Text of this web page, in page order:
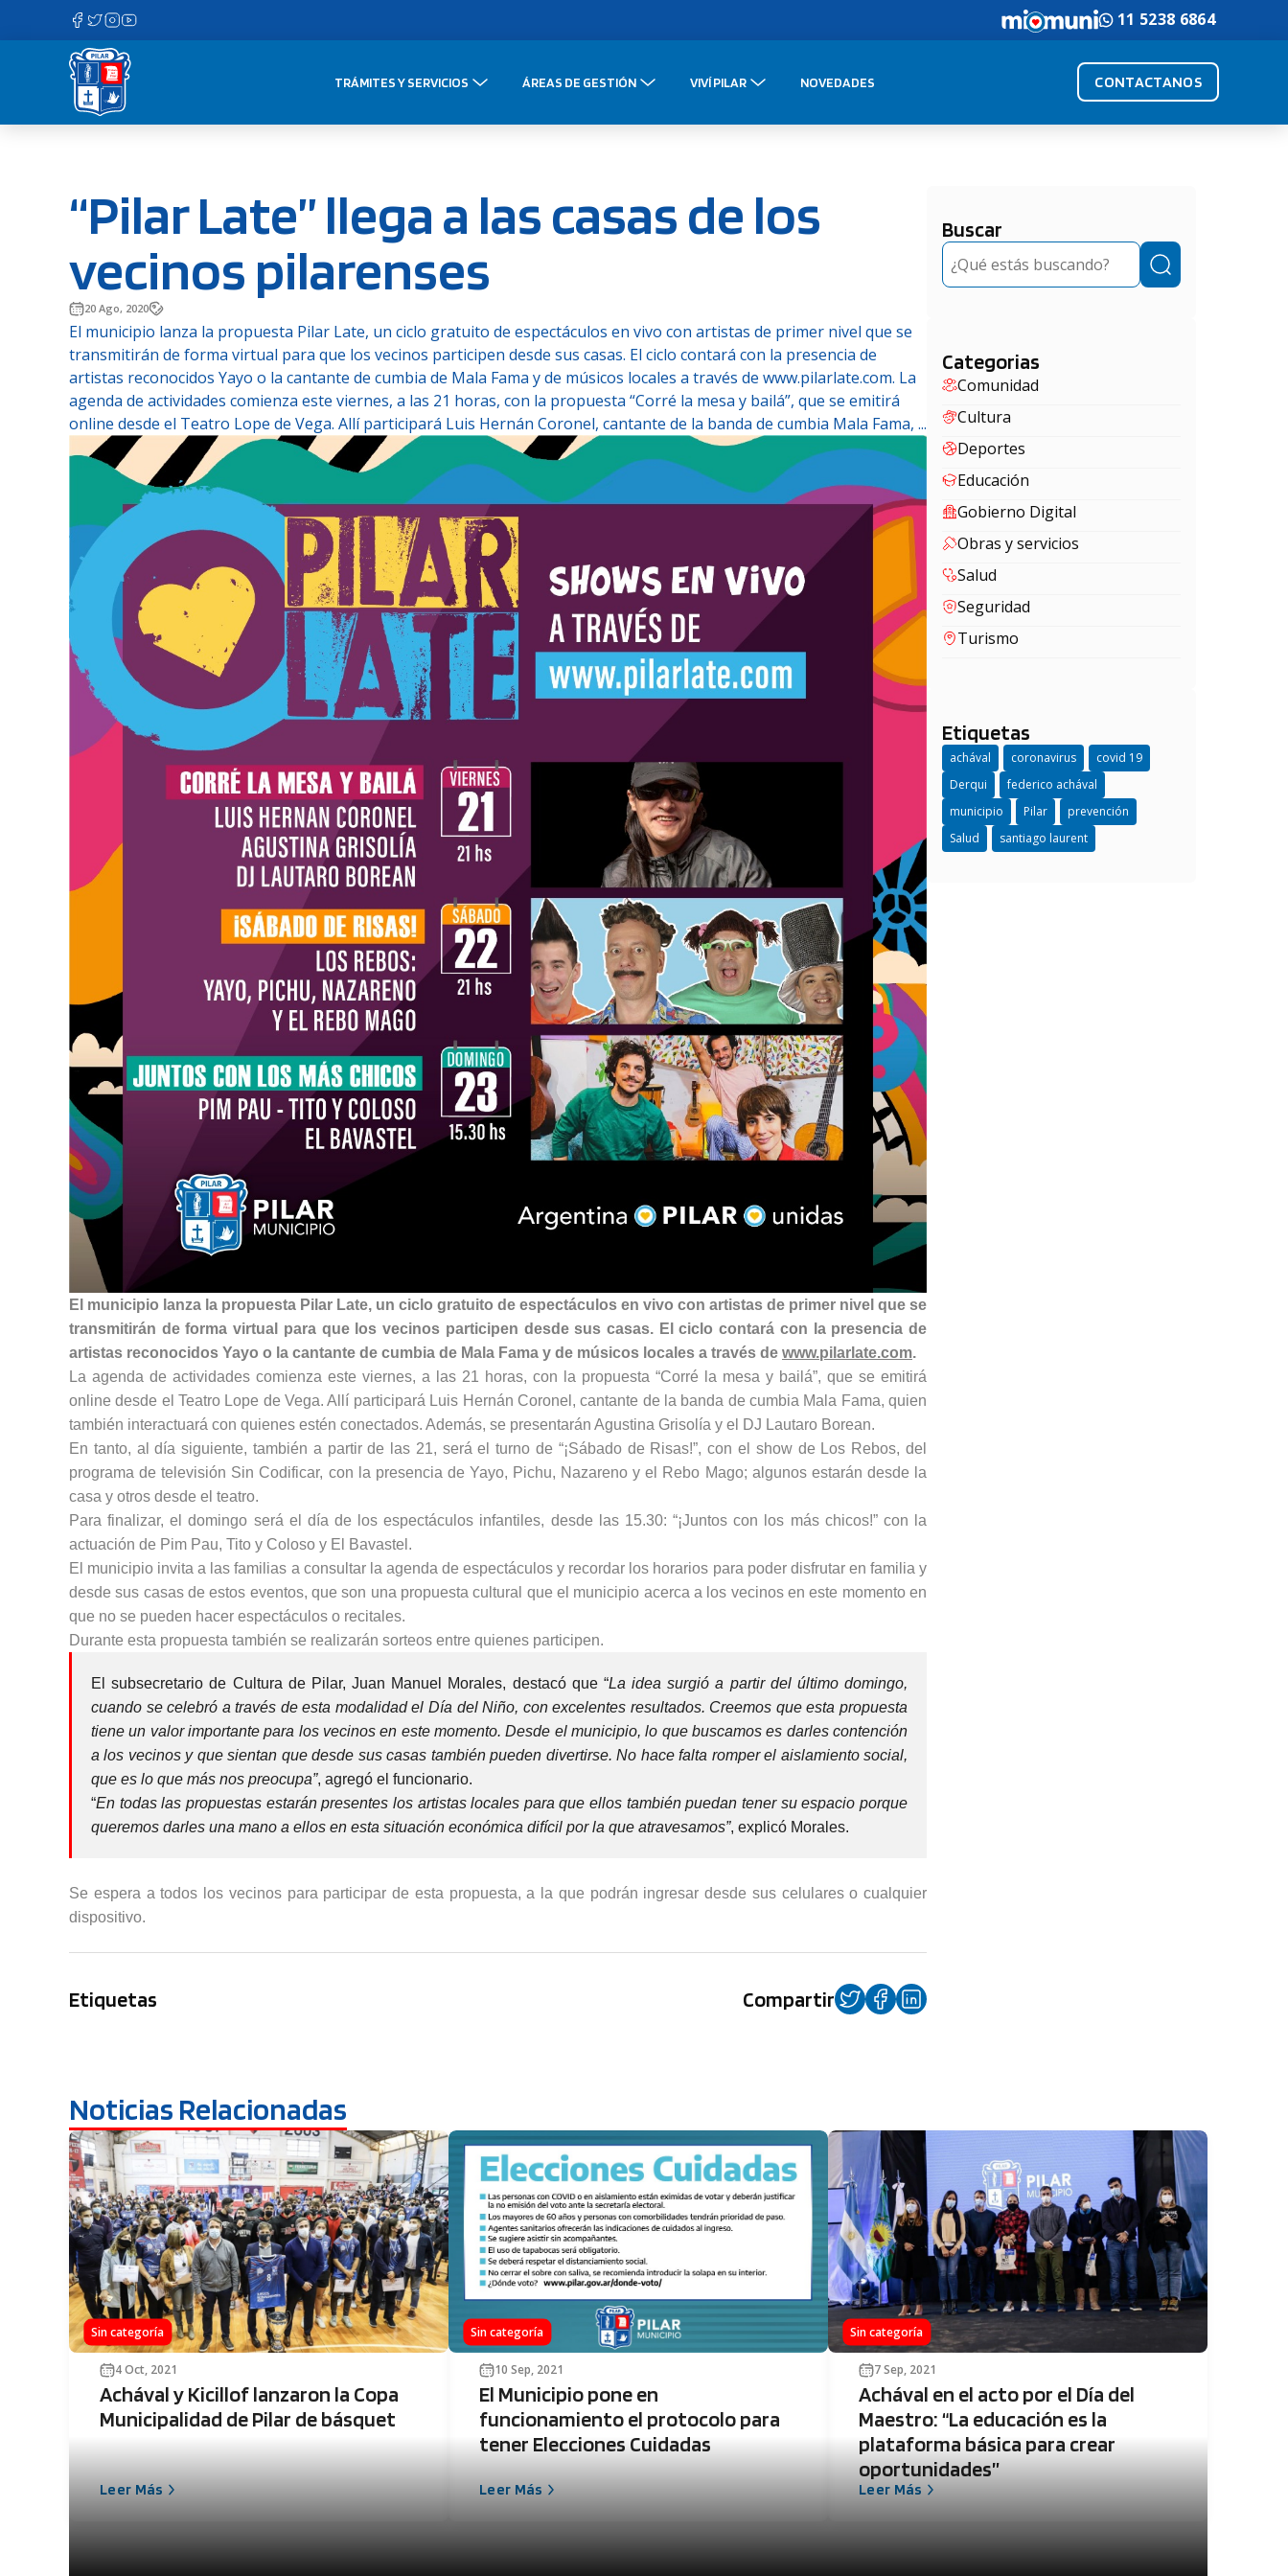
contenido
11 5238 6864
TRÁMITES Y SERVICIOS ÁREAS DE GESTIÓN VIVÍ PILAR NOVEDADES CONTACTANOS
“Pilar Late” llega a las casas de los
vecinos pilarenses
20 Ago, 2020
El municipio lanza la propuesta Pilar Late, un ciclo gratuito de espectáculos en vivo con artistas de primer nivel que se
transmitirán de forma virtual para que los vecinos participen desde sus casas. El ciclo contará con la presencia de
artistas reconocidos Yayo o la cantante de cumbia de Mala Fama y de músicos locales a través de www.pilarlate.com. La
agenda de actividades comienza este viernes, a las 21 horas, con la propuesta “Corré la mesa y bailá”, que se emitirá
online desde el Teatro Lope de Vega. Allí participará Luis Hernán Coronel, cantante de la banda de cumbia Mala Fama, ...
El municipio lanza la propuesta Pilar Late, un ciclo gratuito de espectáculos en vivo con artistas de primer nivel que se
transmitirán de forma virtual para que los vecinos participen desde sus casas. El ciclo contará con la presencia de
artistas reconocidos Yayo o la cantante de cumbia de Mala Fama y de músicos locales a través de www.pilarlate.com.
La agenda de actividades comienza este viernes, a las 21 horas, con la propuesta “Corré la mesa y bailá”, que se emitirá
online desde el Teatro Lope de Vega. Allí participará Luis Hernán Coronel, cantante de la banda de cumbia Mala Fama, quien
también interactuará con quienes estén conectados. Además, se presentarán Agustina Grisolía y el DJ Lautaro Borean.
En tanto, al día siguiente, también a partir de las 21, será el turno de “¡Sábado de Risas!”, con el show de Los Rebos, del
programa de televisión Sin Codificar, con la presencia de Yayo, Pichu, Nazareno y el Rebo Mago; algunos estarán desde la
casa y otros desde el teatro.
Para finalizar, el domingo será el día de los espectáculos infantiles, desde las 15.30: “¡Juntos con los más chicos!” con la
actuación de Pim Pau, Tito y Coloso y El Bavastel.
El municipio invita a las familias a consultar la agenda de espectáculos y recordar los horarios para poder disfrutar en familia y
desde sus casas de estos eventos, que son una propuesta cultural que el municipio acerca a los vecinos en este momento en
que no se pueden hacer espectáculos o recitales.
Durante esta propuesta también se realizarán sorteos entre quienes participen.
El subsecretario de Cultura de Pilar, Juan Manuel Morales, destacó que “La idea surgió a partir del último domingo,
cuando se celebró a través de esta modalidad el Día del Niño, con excelentes resultados. Creemos que esta propuesta
tiene un valor importante para los vecinos en este momento. Desde el municipio, lo que buscamos es darles contención
a los vecinos y que sientan que desde sus casas también pueden divertirse. No hace falta romper el aislamiento social,
que es lo que más nos preocupa”, agregó el funcionario.
“En todas las propuestas estarán presentes los artistas locales para que ellos también puedan tener su espacio porque
queremos darles una mano a ellos en esta situación económica difícil por la que atravesamos”, explicó Morales.
Se espera a todos los vecinos para participar de esta propuesta, a la que podrán ingresar desde sus celulares o cualquier
dispositivo.
Etiquetas Compartir
Buscar
Buscar
Categorias
Comunidad
Cultura
Deportes
Educación
Gobierno Digital
Obras y servicios
Salud
Seguridad
Turismo
Etiquetas
achával coronavirus
covid 19
Derqui
federico achával
municipio
Pilar
prevención
Salud
santiago laurent
Noticias Relacionadas
Sin categoría
4 Oct, 2021
Achával y Kicillof lanzaron la Copa
Municipalidad de Pilar de básquet
Leer Más
Sin categoría
10 Sep, 2021
El Municipio pone en
funcionamiento el protocolo para
tener Elecciones Cuidadas
Leer Más
Sin categoría
7 Sep, 2021
Achával en el acto por el Día del
Maestro: “La educación es la
plataforma básica para crear
oportunidades”
Leer Más